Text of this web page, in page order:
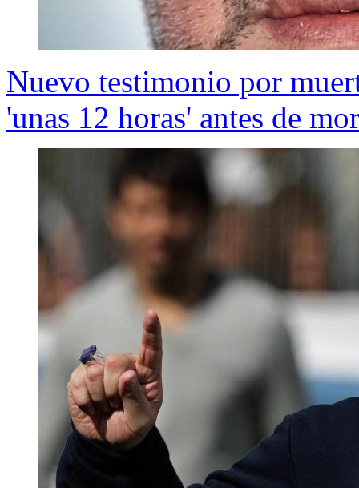
Nuevo testimonio por
'unas 12 horas' antes de